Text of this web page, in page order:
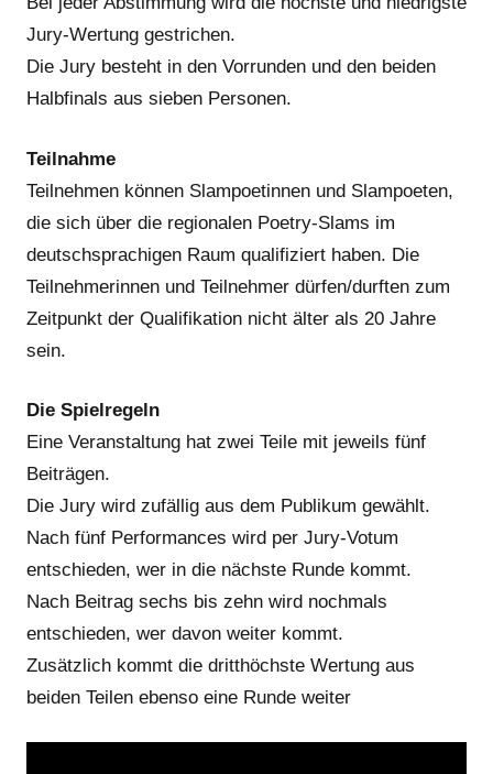
Jury-Wertung gestrichen.
Die Jury besteht in den Vorrunden und den beiden
Halbfinals aus sieben Personen.
Teilnahme
Teilnehmen können Slampoetinnen und Slampoeten,
die sich über die regionalen Poetry-Slams im
deutschsprachigen Raum qualifiziert haben. Die
Teilnehmerinnen und Teilnehmer dürfen/durften zum
Zeitpunkt der Qualifikation nicht älter als 20 Jahre
sein.
Die Spielregeln
Eine Veranstaltung hat zwei Teile mit jeweils fünf
Beiträgen.
Die Jury wird zufällig aus dem Publikum gewählt.
Nach fünf Performances wird per Jury-Votum
entschieden, wer in die nächste Runde kommt.
Nach Beitrag sechs bis zehn wird nochmals
entschieden, wer davon weiter kommt.
Zusätzlich kommt die dritthöchste Wertung aus
beiden Teilen ebenso eine Runde weiter